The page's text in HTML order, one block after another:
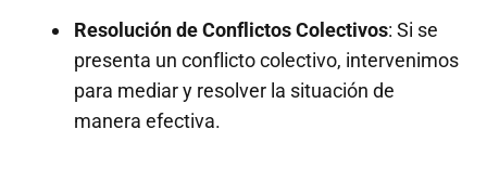
Resolución de Conflictos Colectivos: Si se
presenta un conflicto colectivo, intervenimos
para mediar y resolver la situación de
manera efectiva.